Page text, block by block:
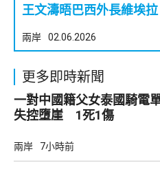
王文濤晤巴西外長維埃拉
兩岸 02.06.2026
更多即時新聞
一對中國籍父女泰國騎電
失控墮崖 1死1傷
兩岸 7小時前